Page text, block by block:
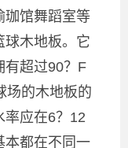
珈馆舞蹈室等
球木地板。它
有超过90？F
场的木地板的
率应在6？12
本都在不同一